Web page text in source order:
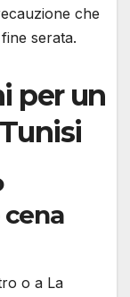
che
serata.
per un
o a La